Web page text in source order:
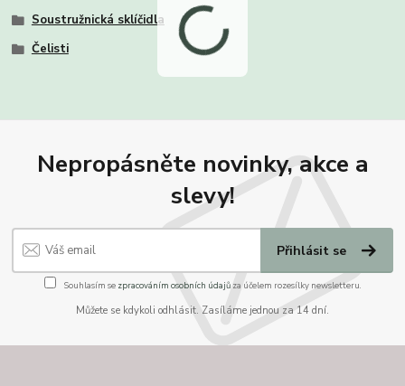
Soustružnická sklíčidla
Čelisti
Nepropásněte novinky, akce a
slevy!
Přihlásit se
Souhlasím se zpracováním osobních údajůza účelem rozesílky newsletteru.
Můžete se kdykoli odhlásit. Zasíláme jednou za 14 dní.